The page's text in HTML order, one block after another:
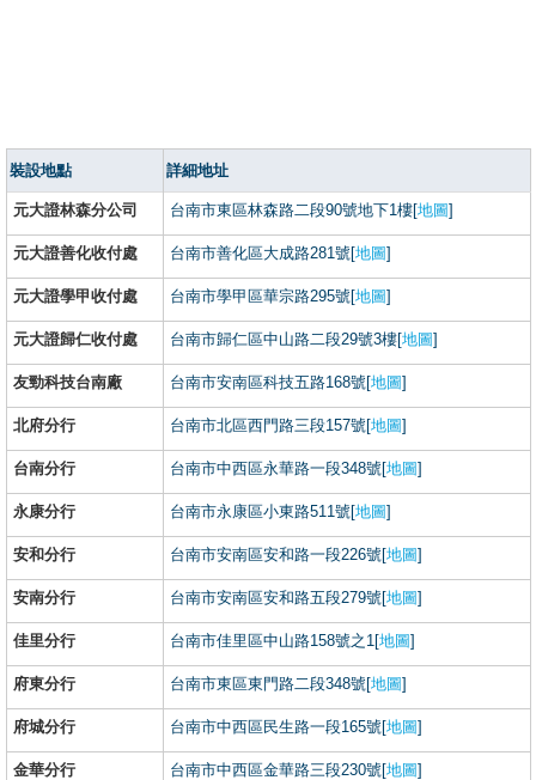
裝設地點 詳細地址
元大證林森分公司 台南市東區林森路二段90號地下1樓[地圖]
元大證善化收付處 台南市善化區大成路281號[地圖]
元大證學甲收付處 台南市學甲區華宗路295號[地圖]
元大證歸仁收付處 台南市歸仁區中山路二段29號3樓[地圖]
友勁科技台南廠 台南市安南區科技五路168號[地圖]
北府分行 台南市北區西門路三段157號[地圖]
台南分行 台南市中西區永華路一段348號[地圖]
永康分行 台南市永康區小東路511號[地圖]
安和分行 台南市安南區安和路一段226號[地圖]
安南分行 台南市安南區安和路五段279號[地圖]
佳里分行 台南市佳里區中山路158號之1[地圖]
府東分行 台南市東區東門路二段348號[地圖]
府城分行 台南市中西區民生路一段165號[地圖]
金華分行 台南市中西區金華路三段230號[地圖]